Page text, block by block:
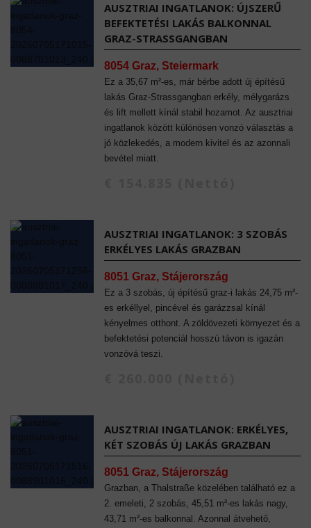
AUSZTRIAI INGATLANOK: ÚJSZERŰ
BEFEKTETÉSI LAKÁS BALKONNAL
GRAZ-STRASSGANGBAN
8054 Graz, Steiermark
Ez a 35,67 m²-es, már bérbe adott új építésű
lakás Graz-Strassgangban erkély, mélygarázs
és lift mellett kínál stabil hozamot. Az ausztriai
ingatlanok között különösen vonzó választás a
jó közlekedés, a modern kivitel és az azonnali
bevétel miatt.
AUSZTRIAI INGATLANOK: 3 SZOBÁS
ERKÉLYES LAKÁS GRAZBAN
8051 Graz, Stájerország
Ez a 3 szobás, új építésű graz-i lakás 24,75 m²-
es erkéllyel, pincével és garázzsal kínál
kényelmes otthont. A zöldövezeti környezet és a
befektetési potenciál hosszú távon is igazán
vonzóvá teszi.
AUSZTRIAI INGATLANOK: ERKÉLYES,
KÉT SZOBÁS ÚJ LAKÁS GRAZBAN
8051 Graz, Stájerország
Grazban, a Thalstraße közelében található ez a
2. emeleti, 2 szobás, 45,51 m²-es lakás nagy,
43,71 m²-es balkonnal. Azonnal átvehető,